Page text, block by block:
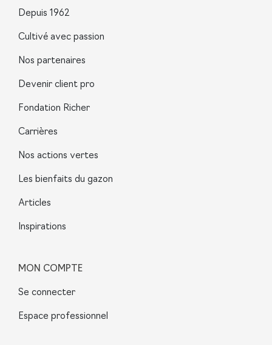
Depuis 1962
Cultivé avec passion
Nos partenaires
Devenir client pro
Fondation Richer
Carrières
Nos actions vertes
Les bienfaits du gazon
Articles
Inspirations
MON COMPTE
Se connecter
Espace professionnel